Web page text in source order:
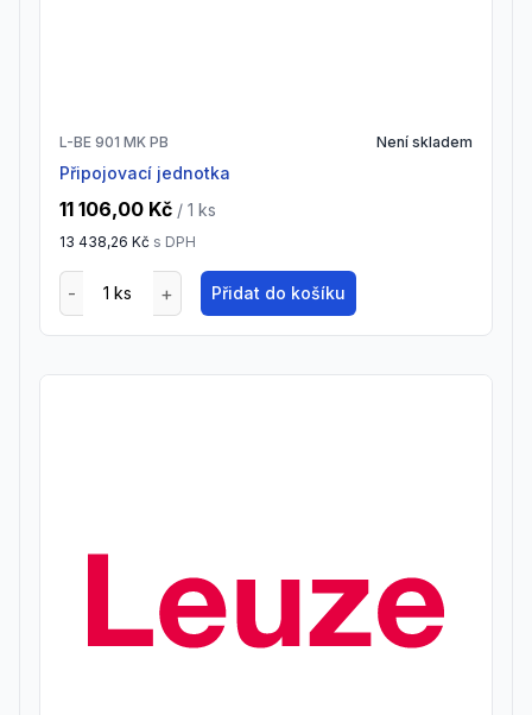
L-BE 901 MK PB Není skladem
Připojovací jednotka
11 106,00 Kč / 1 ks
13 438,26 Kč s DPH
Přidat do košíku